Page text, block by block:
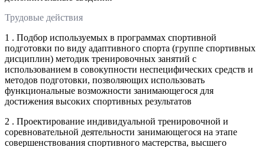
Трудовые действия
1 . Подбор используемых в программах спортивной
подготовки по виду адаптивного спорта (группе спортивных
дисциплин) методик тренировочных занятий с
использованием в совокупности неспецифических средств и
методов подготовки, позволяющих использовать
функциональные возможности занимающегося для
достижения высоких спортивных результатов
2 . Проектирование индивидуальной тренировочной и
соревновательной деятельности занимающегося на этапе
совершенствования спортивного мастерства, высшего